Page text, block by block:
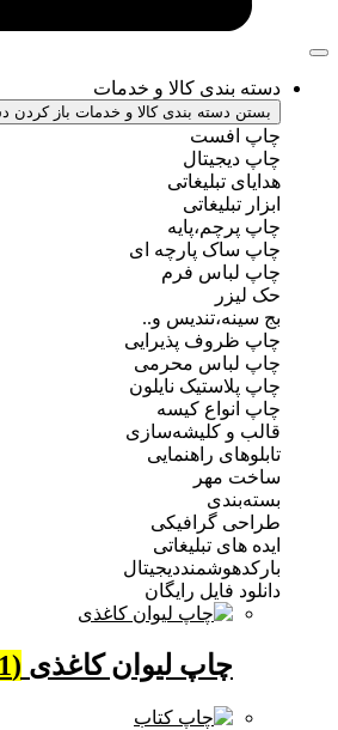
کالا و خدمات
بندی کالا و خدمات باز کردن دسته بندی کالا
پارچه ای
فرم
و..
پذیرایی
محرمی
نایلون
کیسه
کلیشه‌سازی
راهنمایی
گرافیکی
تبلیغاتی
فایل رایگان
چاپ لیوان کاغذی(1)